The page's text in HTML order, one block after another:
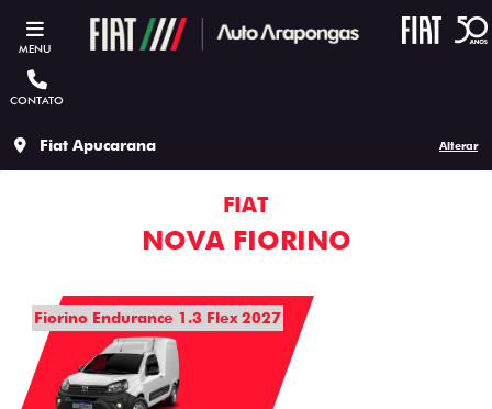
MENU
CONTATO
Fiat Apucarana Alterar
FIAT
NOVA FIORINO
Fiorino Endurance 1.3 Flex 2027